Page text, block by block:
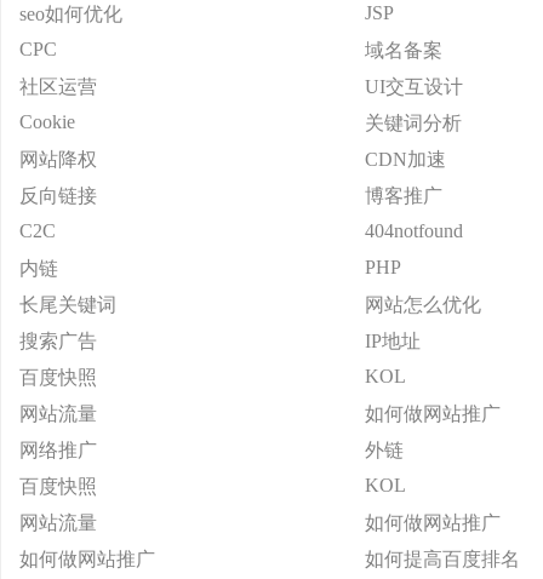
seo如何优化
JSP
CPC
域名备案
社区运营
UI交互设计
Cookie
关键词分析
网站降权
CDN加速
反向链接
博客推广
C2C
404notfound
内链
PHP
长尾关键词
网站怎么优化
搜索广告
IP地址
百度快照
KOL
网站流量
如何做网站推广
网络推广
外链
百度快照
KOL
网站流量
如何做网站推广
如何做网站推广
如何提高百度排名